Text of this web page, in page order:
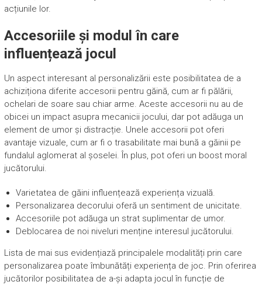
acțiunile lor.
Accesoriile și modul în care
influențează jocul
Un aspect interesant al personalizării este posibilitatea de a
achiziționa diferite accesorii pentru găină, cum ar fi pălării,
ochelari de soare sau chiar arme. Aceste accesorii nu au de
obicei un impact asupra mecanicii jocului, dar pot adăuga un
element de umor și distracție. Unele accesorii pot oferi
avantaje vizuale, cum ar fi o trasabilitate mai bună a găinii pe
fundalul aglomerat al șoselei. În plus, pot oferi un boost moral
jucătorului.
Varietatea de găini influențează experiența vizuală.
Personalizarea decorului oferă un sentiment de unicitate.
Accesoriile pot adăuga un strat suplimentar de umor.
Deblocarea de noi niveluri menține interesul jucătorului.
Lista de mai sus evidențiază principalele modalități prin care
personalizarea poate îmbunătăți experiența de joc. Prin oferirea
jucătorilor posibilitatea de a-și adapta jocul în funcție de